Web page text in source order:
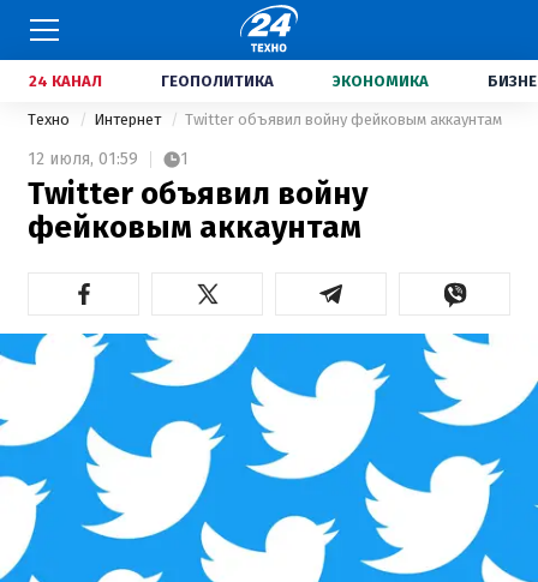
24 КАНАЛ ГЕОПОЛИТИКА ЭКОНОМИКА
Техно Интернет Twitter объявил войну фейковым аккаунтам
12 июля, 01:59 1
Twitter объявил войну
фейковым аккаунтам